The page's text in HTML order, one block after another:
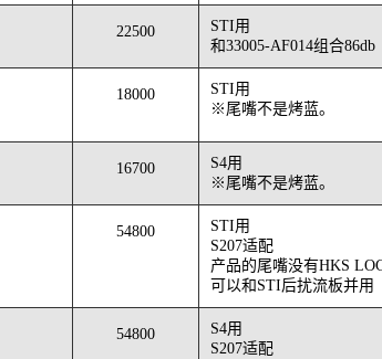
22500
STI用
和33005-AF014组合86db
18000
STI用
※尾嘴不是烤蓝。
16700
S4用
※尾嘴不是烤蓝。
54800
STI用
S207适配
产品的尾嘴没有HKS
可以和STI后扰流板并用
54800
S4用
S207适配